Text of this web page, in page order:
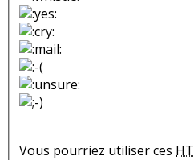
Vous pourriez utiliser ces